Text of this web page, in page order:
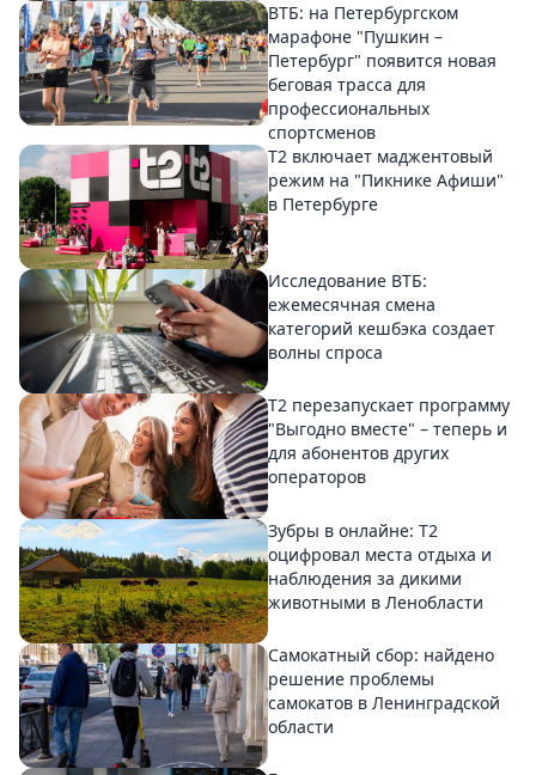
ВТБ: на Петербургском
марафоне "Пушкин –
Петербург" появится новая
беговая трасса для
профессиональных
спортсменов
Т2 включает маджентовый
режим на "Пикнике Афиши"
в Петербурге
Исследование ВТБ:
ежемесячная смена
категорий кешбэка создает
волны спроса
Т2 перезапускает программу
"Выгодно вместе" – теперь и
для абонентов других
операторов
Зубры в онлайне: Т2
оцифровал места отдыха и
наблюдения за дикими
животными в Ленобласти
Самокатный сбор: найдено
решение проблемы
самокатов в Ленинградской
области